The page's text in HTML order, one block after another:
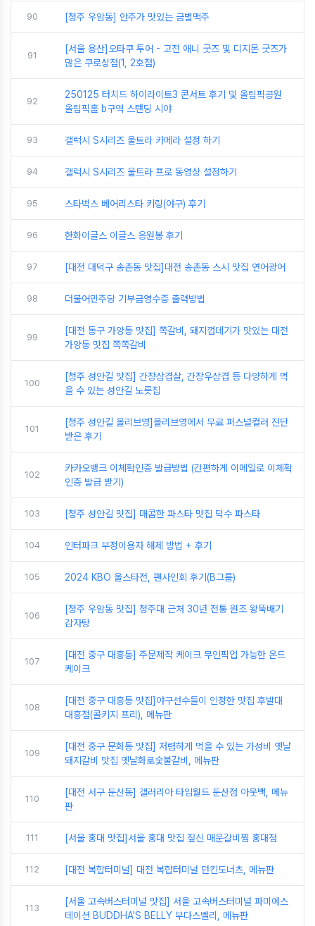
90 [청주 우암동] 안주가 맛있는 금별맥주
91
[서울 용산]오타쿠 투어 - 고전 애니 굿즈 및 디지몬 굿즈가
많은 쿠로상점(1, 2호점)
92
250125 터치드 하이라이트3 콘서트 후기 및 올림픽공원
올림픽홀 b구역 스탠딩 시야
93 갤럭시 S시리즈 울트라 카메라 설정 하기
94 갤럭시 S시리즈 울트라 프로 동영상 설정하기
95 스타벅스 베어리스타 키링(야구) 후기
96 한화이글스 이글스 응원봉 후기
97 [대전 대덕구 송촌동 맛집]대전 송촌동 스시 맛집 연어광어
98 더불어민주당 기부금영수증 출력방법
99
[대전 동구 가양동 맛집] 쪽갈비, 돼지껍데기가 맛있는 대전
가양동 맛집 쪽쪽갈비
100
[청주 성안길 맛집] 간장삼겹살, 간장우삼겹 등 다양하게 먹
을 수 있는 성안길 노릇집
101
[청주 성안길 올리브영]올리브영에서 무료 퍼스널컬러 진단
받은 후기
102
카카오뱅크 이체확인증 발급방법 (간편하게 이메일로 이체확
인증 발급 받기)
103 [청주 성안길 맛집] 매콤한 파스타 맛집 덕수 파스타
104 인터파크 부정이용자 해제 방법 + 후기
105 2024 KBO 올스타전, 팬사인회 후기(B그룹)
106
[청주 우암동 맛집] 청주대 근처 30년 전통 원조 왕뚝배기
감자탕
107
[대전 중구 대흥동] 주문제작 케이크 무인픽업 가능한 온드
케이크
108
[대전 중구 대흥동 맛집]야구선수들이 인정한 맛집 후발대
대흥점(콜키지 프리), 메뉴판
109
[대전 중구 문화동 맛집] 저렴하게 먹을 수 있는 가성비 옛날
돼지갈비 맛집 옛날화로숯불갈비, 메뉴판
110
[대전 서구 둔산동] 갤러리아 타임월드 둔산점 아웃백, 메뉴
판
111 [서울 홍대 맛집]서울 홍대 맛집 짚신 매운갈비찜 홍대점
112 [대전 복합터미널] 대전 복합터미널 던킨도너츠, 메뉴판
113
[서울 고속버스터미널 맛집] 서울 고속버스터미널 파미에스
테이션 BUDDHA'S BELLY 부다스벨리, 메뉴판